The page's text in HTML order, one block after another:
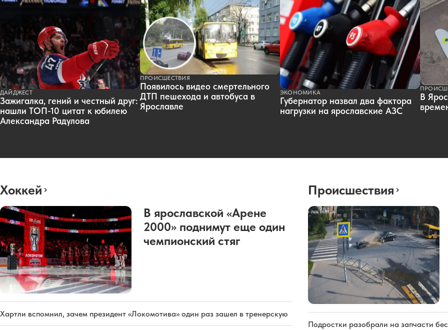
ДАЙДЖЕСТ
Зажигалка, гений и честный друг:
нашли ТОП-10 цитат к юбилею
Александра Радулова
ПРОИСШЕСТВИЯ
Появилось видео смертельного
ДТП пешехода и автобуса в
Ярославле
ЭКОНОМИКА
Губернатор назвал два фактора
нагрузки на ярославские АЗС
В
Хоккей
В ярославской «Арене
2000» поднимут еще один
чемпионский стяг
Хартли вспомнил, зачем президент «Локомотива» один раз зашел в тренерскую
Происшествия
Подростки разобрали на запчасти